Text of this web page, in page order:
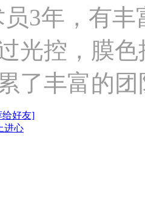
3年，有
光控，膜
了丰富的
给好友]
进心